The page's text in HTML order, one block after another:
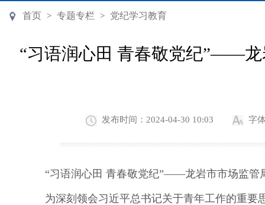
首页 > 专题专栏 > 党纪学习教育
“习语润心田 青春敬党纪”——龙
发布时间：2024-04-30 10:03 字
“习语润心田 青春敬党纪”——龙岩市市场监管
为深刻领会习近平总书记关于青年工作的重要